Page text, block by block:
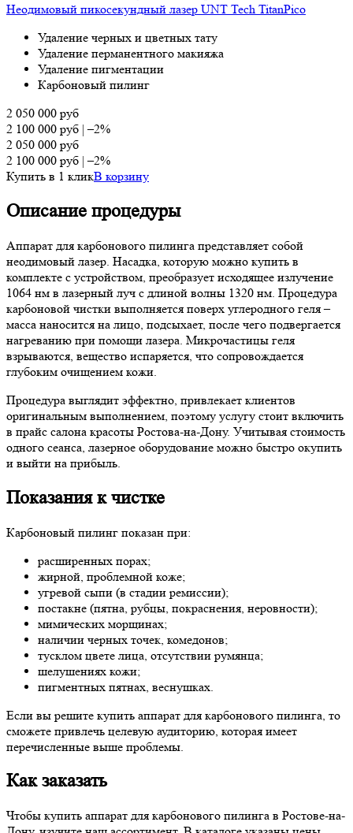
Неодимовый пикосекундный лазер UNT Tech TitanPico
Удаление черных и цветных тату
Удаление перманентного макияжа
Удаление пигментации
Карбоновый пилинг
2 050 000 руб
2 100 000 руб |–2%
2 050 000 руб
2 100 000 руб |–2%
Купить в 1 кликВ корзину
Описание процедуры
Аппарат для карбонового пилинга представляет собой
неодимовый лазер. Насадка, которую можно купить в
комплекте с устройством, преобразует исходящее излучение
1064 нм в лазерный луч с длиной волны 1320 нм. Процедура
карбоновой чистки выполняется поверх углеродного геля –
масса наносится на лицо, подсыхает, после чего подвергается
нагреванию при помощи лазера. Микрочастицы геля
взрываются, вещество испаряется, что сопровождается
глубоким очищением кожи.
Процедура выглядит эффектно, привлекает клиентов
оригинальным выполнением, поэтому услугу стоит включить
в прайс салона красоты Ростова-на-Дону. Учитывая стоимость
одного сеанса, лазерное оборудование можно быстро окупить
и выйти на прибыль.
Показания к чистке
Карбоновый пилинг показан при:
расширенных порах;
жирной, проблемной коже;
угревой сыпи (в стадии ремиссии);
постакне (пятна, рубцы, покраснения, неровности);
мимических морщинах;
наличии черных точек, комедонов;
тусклом цвете лица, отсутствии румянца;
шелушениях кожи;
пигментных пятнах, веснушках.
Если вы решите купить аппарат для карбонового пилинга, то
сможете привлечь целевую аудиторию, которая имеет
перечисленные выше проблемы.
Как заказать
Чтобы купить аппарат для карбонового пилинга в Ростове-на-